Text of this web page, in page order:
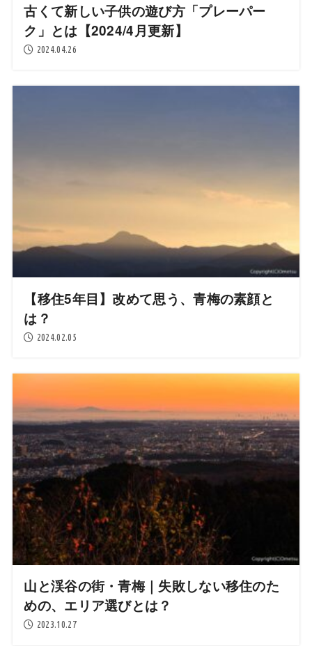
古くて新しい子供の遊び方「プレーパー
ク」とは【2024/4月更新】
2024.04.26
【移住5年目】改めて思う、青梅の素顔と
は？
2024.02.05
山と渓谷の街・青梅｜失敗しない移住のた
めの、エリア選びとは？
2023.10.27